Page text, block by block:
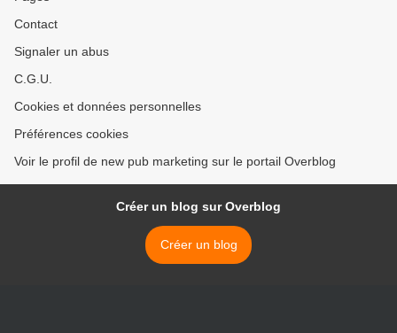
Contact
Signaler un abus
C.G.U.
Cookies et données personnelles
Préférences cookies
Voir le profil de new pub marketing sur le portail Overblog
Créer un blog sur Overblog
Créer un blog